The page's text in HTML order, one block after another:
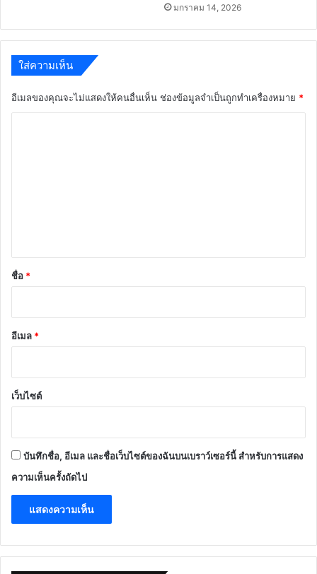
มกราคม 14, 2026
ใส่ความเห็น
อีเมลของคุณจะไม่แสดงให้คนอื่นเห็น ช่องข้อมูลจำเป็นถูกทำเครื่องหมาย *
*
ชื่อ *
อีเมล *
เว็บไซต์
บันทึกชื่อ, อีเมล และชื่อเว็บไซต์ของฉันบนเบราว์เซอร์นี้ สำหรับการแสดง
ความเห็นครั้งถัดไป